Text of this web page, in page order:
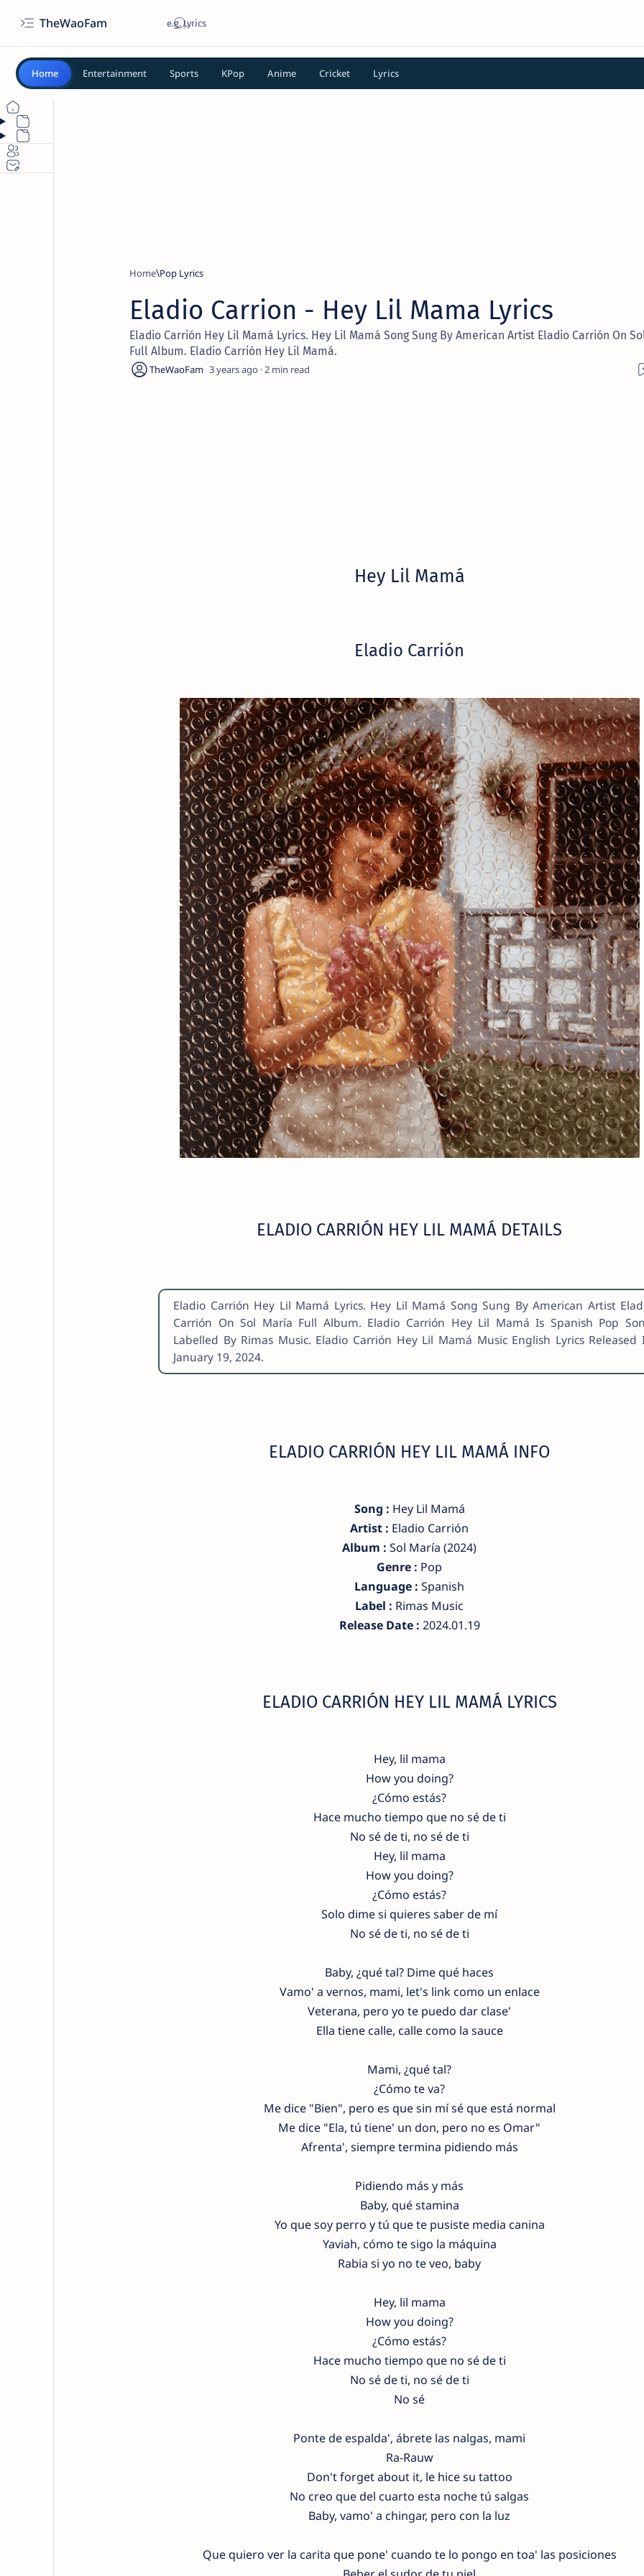
TheWaoFam
Home Entertainment Sports KPop Anime Cricket Lyrics
Home Pop Lyrics
Eladio Carrion - Hey Lil Mama Lyrics
Eladio Carrión Hey Lil Mamá Lyrics. Hey Lil Mamá Song Sung By American Artist Eladio Carrión On
Full Album. Eladio Carrión Hey Lil Mamá.
3 years ago 2
Hey Lil Mamá
Eladio Carrión
ELADIO CARRIÓN HEY LIL MAMÁ DETAILS
Eladio Carrión Hey Lil Mamá Lyrics. Hey Lil Mamá Song Sung By American Artist
Carrión On Sol María Full Album. Eladio Carrión Hey Lil Mamá Is Spanish Pop
Labelled By Rimas Music. Eladio Carrión Hey Lil Mamá Music English Lyrics Released
January 19, 2024.
ELADIO CARRIÓN HEY LIL MAMÁ INFO
Song : Hey Lil Mamá
Artist : Eladio Carrión
Album : Sol María (2024)
Genre : Pop
Language : Spanish
Label : Rimas Music
Release Date : 2024.01.19
ELADIO CARRIÓN HEY LIL MAMÁ LYRICS
Hey, lil mama
How you doing?
¿Cómo estás?
Hace mucho tiempo que no sé de ti
No sé de ti, no sé de ti
Hey, lil mama
How you doing?
¿Cómo estás?
Solo dime si quieres saber de mí
No sé de ti, no sé de ti
Baby, ¿qué tal? Dime qué haces
Vamo' a vernos, mami, let's link como un enlace
Veterana, pero yo te puedo dar clase'
Ella tiene calle, calle como la sauce
Mami, ¿qué tal?
¿Cómo te va?
Me dice "Bien", pero es que sin mí sé que está normal
Me dice "Ela, tú tiene' un don, pero no es Omar"
Afrenta', siempre termina pidiendo más
Pidiendo más y más
Baby, qué stamina
Yo que soy perro y tú que te pusiste media canina
Yaviah, cómo te sigo la máquina
Rabia si yo no te veo, baby
Hey, lil mama
How you doing?
¿Cómo estás?
Hace mucho tiempo que no sé de ti
No sé de ti, no sé de ti
No sé
Ponte de espalda', ábrete las nalgas, mami
Ra-Rauw
Don't forget about it, le hice su tattoo
No creo que del cuarto esta noche tú salgas
Baby, vamo' a chingar, pero con la luz
Que quiero ver la carita que pone' cuando te lo pongo en toa' las posiciones